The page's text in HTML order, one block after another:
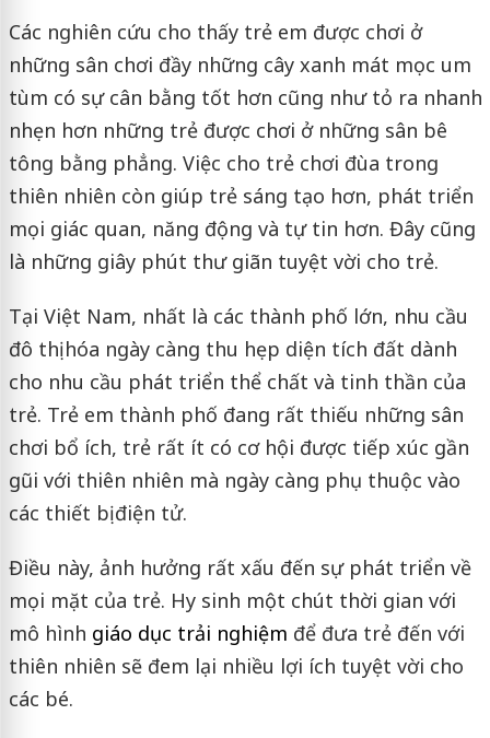
Các nghiên cứu cho thấy trẻ em được chơi ở
những sân chơi đầy những cây xanh mát mọc um
tùm có sự cân bằng tốt hơn cũng như tỏ ra nhanh
nhẹn hơn những trẻ được chơi ở những sân bê
tông bằng phẳng. Việc cho trẻ chơi đùa trong
thiên nhiên còn giúp trẻ sáng tạo hơn, phát triển
mọi giác quan, năng động và tự tin hơn. Đây cũng
là những giây phút thư giãn tuyệt vời cho trẻ.
Tại Việt Nam, nhất là các thành phố lớn, nhu cầu
đô thị hóa ngày càng thu hẹp diện tích đất dành
cho nhu cầu phát triển thể chất và tinh thần của
trẻ. Trẻ em thành phố đang rất thiếu những sân
chơi bổ ích, trẻ rất ít có cơ hội được tiếp xúc gần
gũi với thiên nhiên mà ngày càng phụ thuộc vào
các thiết bị điện tử.
Điều này, ảnh hưởng rất xấu đến sự phát triển về
mọi mặt của trẻ. Hy sinh một chút thời gian với
mô hình giáo dục trải nghiệm để đưa trẻ đến với
thiên nhiên sẽ đem lại nhiều lợi ích tuyệt vời cho
các bé.